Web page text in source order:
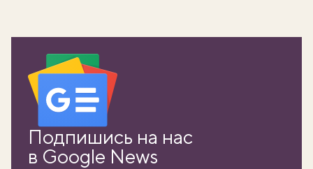
Подпишись на нас
в Google News